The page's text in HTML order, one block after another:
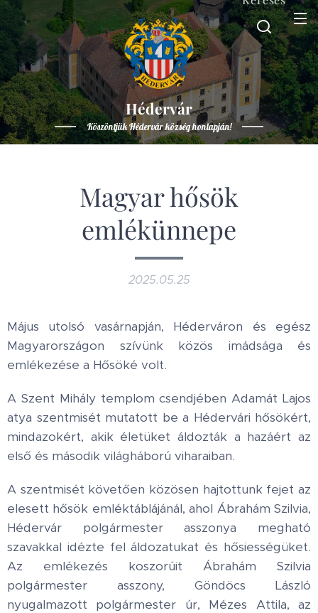
Hédervár
Köszöntjük Hédervár község honlapján!
Magyar hősök
emlékünnepe
2025.05.25
Május utolsó vasárnapján, Héderváron és egész
Magyarországon szívünk közös imádsága és
emlékezése a Hősöké volt.
A Szent Mihály templom csendjében Adamát Lajos
atya szentmisét mutatott be a Hédervári hősökért,
mindazokért, akik életüket áldozták a hazáért az
első és második világháború viharaiban.
A szentmisét követően közösen hajtottunk fejet az
elesett hősök emléktáblájánál, ahol Ábrahám Szilvia,
Hédervár polgármester asszonya megható
szavakkal idézte fel áldozatukat és hősiességüket.
Az emlékezés koszorúit Ábrahám Szilvia
polgármester asszony, Göndöcs László
nyugalmazott polgármester úr, Mézes Attila, az